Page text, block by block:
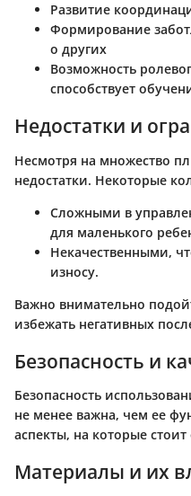
Развитие
Формирование
о других
Возможность
способствует
Недостатки и
Несмотря на множество
недостатки. Некоторые
Сложными в
для маленького
Некачественными,
износу.
Важно внимательно
избежать негативных
Безопасность и
Безопасность
не менее важна, чем ее
аспекты, на которые
Материалы и их